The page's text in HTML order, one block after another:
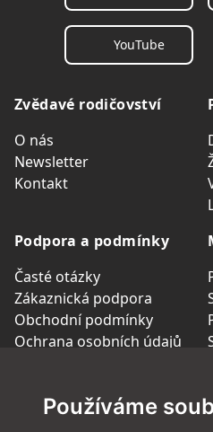
Používáme
YouTube
Zvědavé rodičovství
O nás
Newsletter
Kontakt
Podpora a podmínky
Časté otázky
Zákaznická podpora
Obchodní podmínky
Ochrana osobních údajů
Nastavení cookies